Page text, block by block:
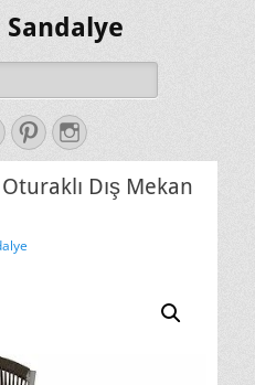
TwitterPinterestInstagram
Dış Mekan